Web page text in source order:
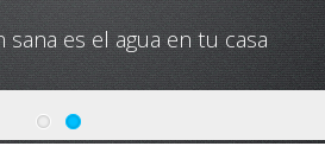
es el agua en tu casa